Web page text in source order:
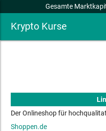
Gesamte
Krypto Kurse
Der Onlineshop für
Shoppen.de